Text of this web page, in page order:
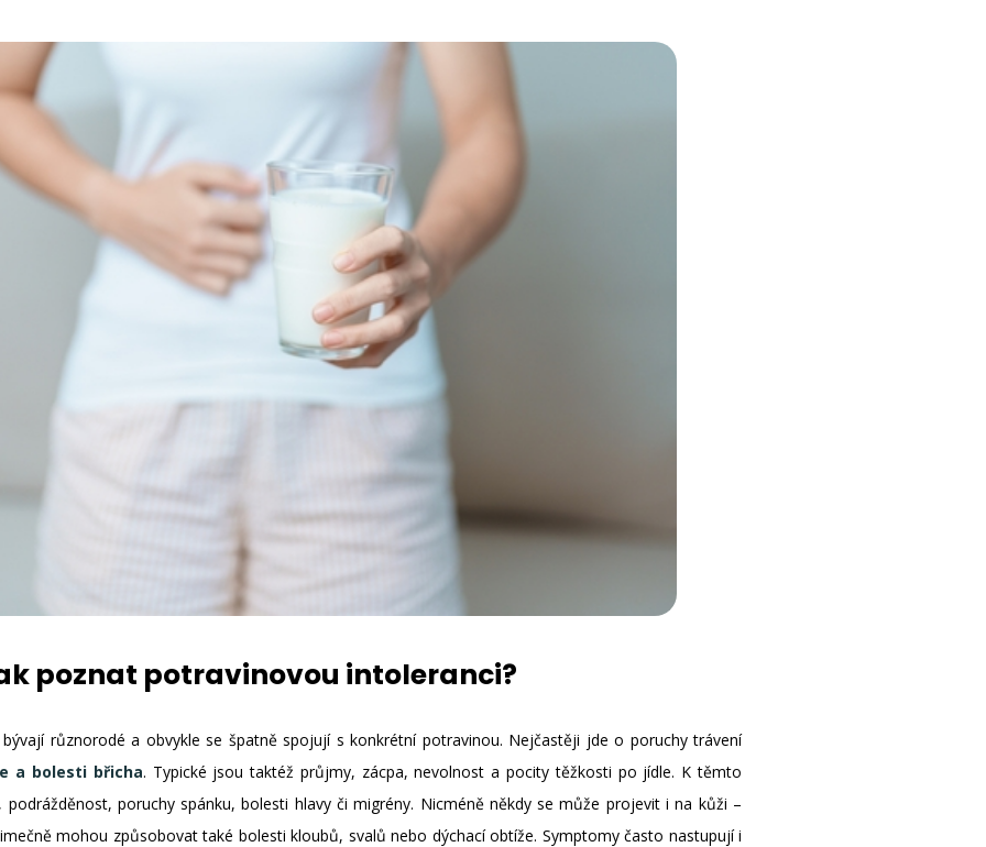
poznat potravinovou intoleranci?
různorodé a obvykle se špatně spojují s konkrétní potravinou. Nejčastěji jde o poruchy trávení
a bolesti břicha. Typické jsou taktéž průjmy, zácpa, nevolnost a pocity těžkosti po jídle. K těmto
poruchy spánku, bolesti hlavy či migrény. Nicméně někdy se může projevit i na kůži –
mohou způsobovat také bolesti kloubů, svalů nebo dýchací obtíže. Symptomy často nastupují i